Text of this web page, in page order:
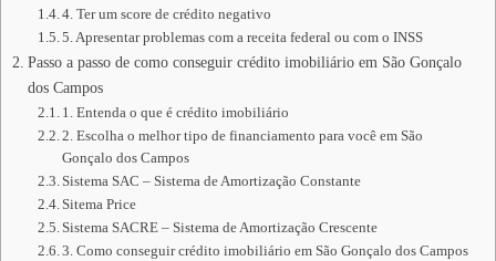
4. Ter um score de crédito negativo
5. Apresentar problemas com a receita federal ou com o INSS
Passo a passo de como conseguir crédito imobiliário em São Gonçalo
dos Campos
1. Entenda o que é crédito imobiliário
2. Escolha o melhor tipo de financiamento para você em São
Gonçalo dos Campos
Sistema SAC – Sistema de Amortização Constante
Sitema Price
Sistema SACRE – Sistema de Amortização Crescente
3. Como conseguir crédito imobiliário em São Gonçalo dos Campos